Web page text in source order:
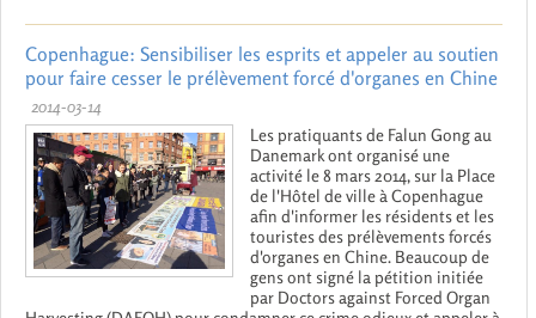
Copenhague: Sensibiliser les esprits et appeler au soutien
pour faire cesser le prélèvement forcé d'organes en Chine
2014-03-14
Les pratiquants de Falun Gong au
Danemark ont organisé une
activité le 8 mars 2014, sur la Place
de l'Hôtel de ville à Copenhague
afin d'informer les résidents et les
touristes des prélèvements forcés
d'organes en Chine. Beaucoup de
gens ont signé la pétition initiée
par Doctors against Forced Organ